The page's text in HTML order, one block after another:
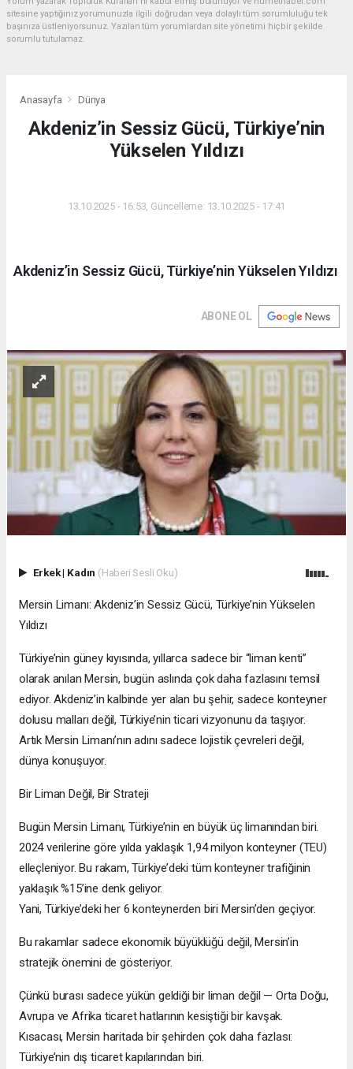
sitesine yaptığınız yorumunuzla ilgili doğrudan veya dolaylı tüm sorumluluğu tek
başınıza üstleniyorsunuz. Yazılan tüm yorumlardan site yönetimi hiçbir şekilde
sorumlu tutulamaz.
Anasayfa Dünya
Akdeniz’in Sessiz Gücü, Türkiye’nin
Yükselen Yıldızı
13.10.2025 - 16:53, Güncelleme: 13.10.2025 - 17:41
Akdeniz’in Sessiz Gücü, Türkiye’nin Yükselen Yıldızı
ABONE OL
Erkek| Kadın (Haberi Sesli Oku)
Mersin Limanı: Akdeniz’in Sessiz Gücü, Türkiye’nin Yükselen
Yıldızı
Türkiye’nin güney kıyısında, yıllarca sadece bir “liman kenti”
olarak anılan Mersin, bugün aslında çok daha fazlasını temsil
ediyor. Akdeniz’in kalbinde yer alan bu şehir, sadece konteyner
dolusu malları değil, Türkiye’nin ticari vizyonunu da taşıyor.
Artık Mersin Limanı’nın adını sadece lojistik çevreleri değil,
dünya konuşuyor.
Bir Liman Değil, Bir Strateji
Bugün Mersin Limanı, Türkiye’nin en büyük üç limanından biri.
2024 verilerine göre yılda yaklaşık 1,94 milyon konteyner (TEU)
elleçleniyor. Bu rakam, Türkiye’deki tüm konteyner trafiğinin
yaklaşık %15’ine denk geliyor.
Yani, Türkiye’deki her 6 konteynerden biri Mersin’den geçiyor.
Bu rakamlar sadece ekonomik büyüklüğü değil, Mersin’in
stratejik önemini de gösteriyor.
Çünkü burası sadece yükün geldiği bir liman değil — Orta Doğu,
Avrupa ve Afrika ticaret hatlarının kesiştiği bir kavşak.
Kısacası, Mersin haritada bir şehirden çok daha fazlası:
Türkiye’nin dış ticaret kapılarından biri.